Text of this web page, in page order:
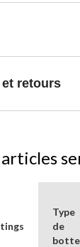
retours
Type
de
botte